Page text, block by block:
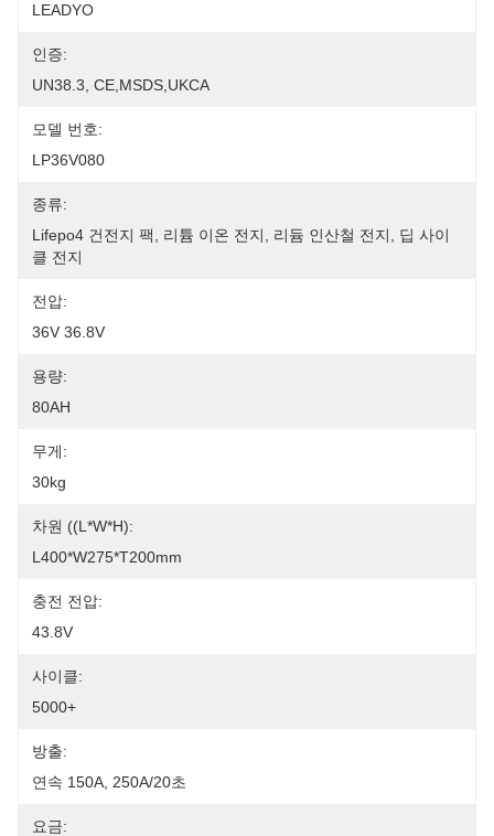
LEADYO
인증:
UN38.3, CE,MSDS,UKCA
모델 번호:
LP36V080
종류:
Lifepo4 건전지 팩, 리튬 이온 전지, 리듐 인산철 전지, 딥 사이
클 전지
전압:
36V 36.8V
용량:
80AH
무게:
30kg
차원 ((L*W*H):
L400*W275*T200mm
충전 전압:
43.8V
사이클:
5000+
방출:
연속 150A, 250A/20초
요금: